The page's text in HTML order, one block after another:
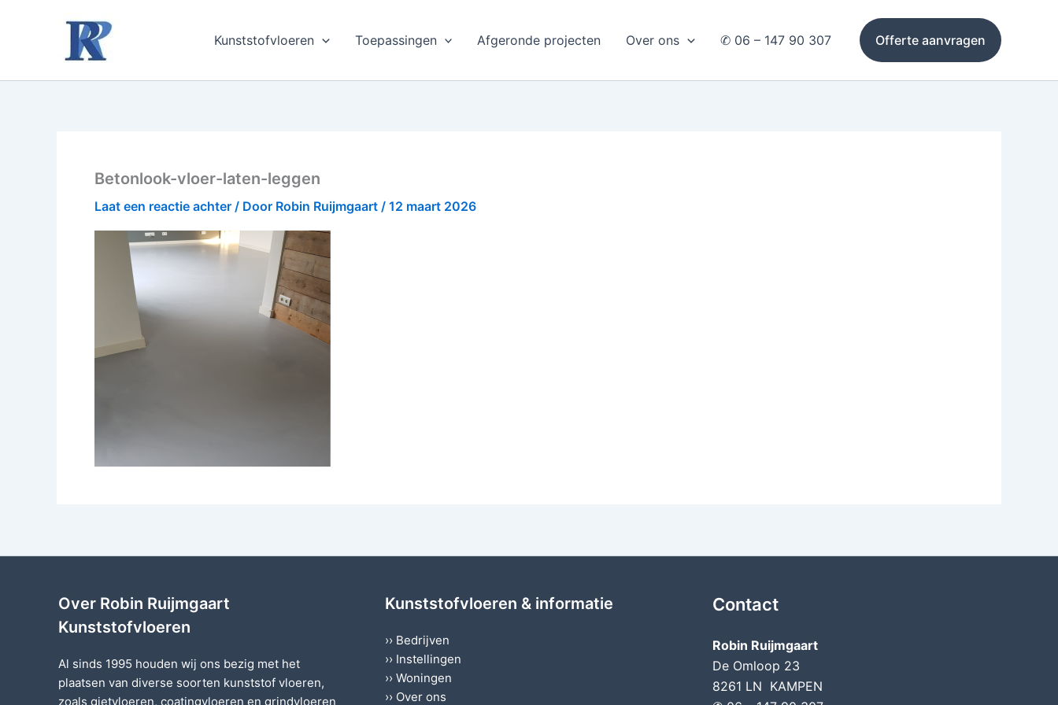
Kunststofvloeren Toepassingen Afgeronde projecten Over ons ✆ 06 – 147 90 307 Offerte aanvragen
Betonlook-vloer-laten-leggen
Laat een reactie achter / Door Robin Ruijmgaart / 12 maart 2026
Over Robin Ruijmgaart
Kunststofvloeren
Al sinds 1995 houden wij ons bezig met het
plaatsen van diverse soorten kunststof vloeren,
zoals gietvloeren, coatingvloeren en grindvloeren
Kunststofvloeren & informatie
›› Bedrijven
›› Instellingen
›› Woningen
›› Over ons
Contact
Robin Ruijmgaart
De Omloop 23
8261 LN KAMPEN